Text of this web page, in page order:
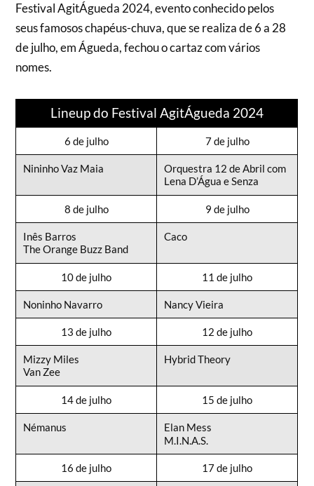
Festival AgitÁgueda 2024, evento conhecido pelos
seus famosos chapéus-chuva, que se realiza de 6 a 28
de julho, em Águeda, fechou o cartaz com vários
nomes.
Lineup do Festival AgitÁgueda 2024
6 de julho 7 de julho
Nininho Vaz Maia
Orquestra 12 de Abril com
Lena D’Água e Senza
8 de julho 9 de julho
Inês Barros
The Orange Buzz Band
Caco
10 de julho 11 de julho
Noninho Navarro Nancy Vieira
13 de julho 12 de julho
Mizzy Miles
Van Zee
Hybrid Theory
14 de julho 15 de julho
Némanus
Elan Mess
M.I.N.A.S.
16 de julho 17 de julho